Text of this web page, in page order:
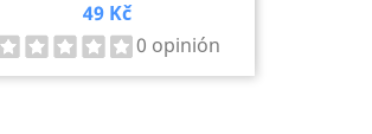
Precio
49 Kč
0 opinión